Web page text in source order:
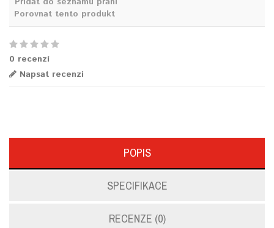
Porovnat tento produkt
0 recenzí
Napsat recenzi
POPIS
SPECIFIKACE
RECENZE (0)